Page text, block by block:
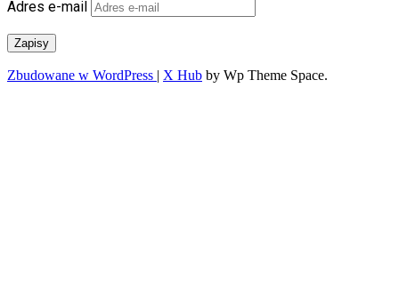
Adres e-mail
Zapisy
Zbudowane w WordPress | X Hub by Wp Theme Space.